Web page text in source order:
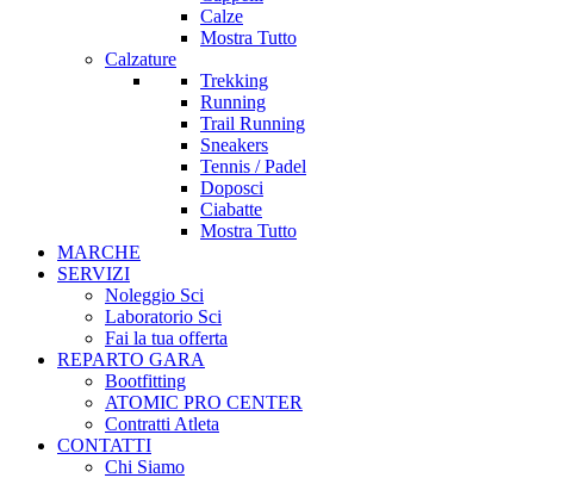
Calze
Mostra Tutto
Calzature
Trekking
Running
Trail Running
Sneakers
Tennis / Padel
Doposci
Ciabatte
Mostra Tutto
MARCHE
SERVIZI
Noleggio Sci
Laboratorio Sci
Fai la tua offerta
REPARTO GARA
Bootfitting
ATOMIC PRO CENTER
Contratti Atleta
CONTATTI
Chi Siamo